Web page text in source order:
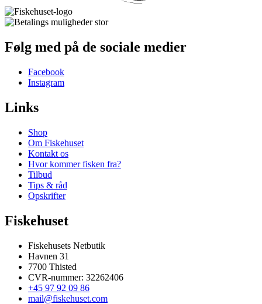
Følg med på de sociale medier
Facebook
Instagram
Links
Shop
Om Fiskehuset
Kontakt os
Hvor kommer fisken fra?
Tilbud
Tips & råd
Opskrifter
Fiskehuset
Fiskehusets Netbutik
Havnen 31
7700 Thisted
CVR-nummer: 32262406
+45 97 92 09 86
mail@fiskehuset.com